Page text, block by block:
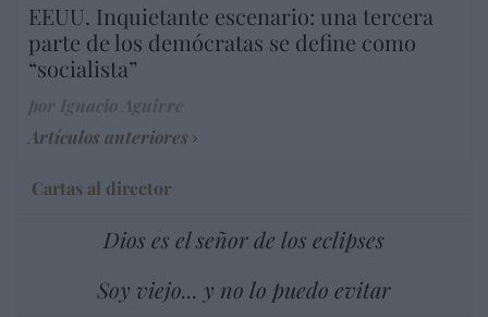
EEUU. Inquietante escenario: una tercera
parte de los demócratas se define como
“socialista”
Artículos anteriores
Cartas al director
Dios es el señor de los eclipses
Soy viejo... y no lo puedo evitar